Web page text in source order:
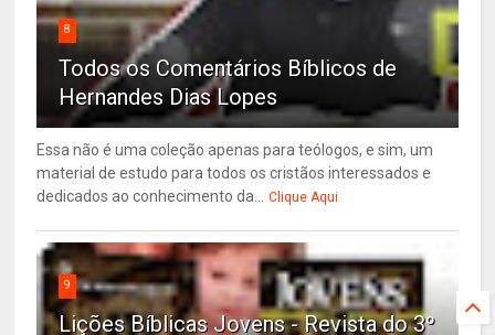
8
Todos os Comentários Bíblicos de
Hernandes Dias Lopes
Essa não é uma coleção apenas para teólogos, e sim, um
material de estudo para todos os cristãos interessados e
dedicados ao conhecimento da... Clique Aqui
9
Lições Bíblicas Jovens - Revista do 3º